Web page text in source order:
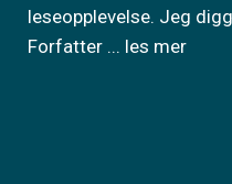
leseopplevelse. Jeg
Forfatter ... les mer